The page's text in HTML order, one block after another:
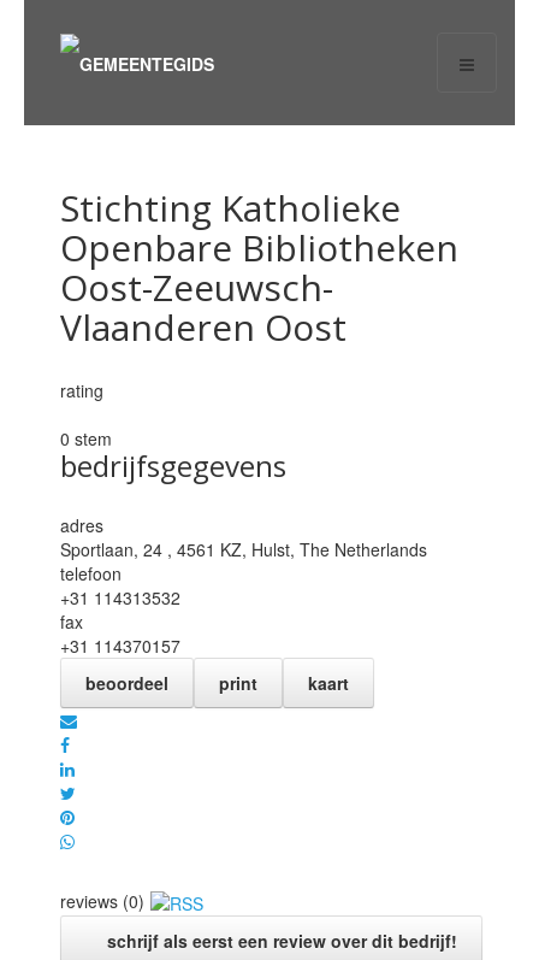
Stichting Katholieke
Openbare Bibliotheken
Oost-Zeeuwsch-
Vlaanderen Oost
rating
0 stem
bedrijfsgegevens
adres
Sportlaan, 24 , 4561 KZ, Hulst, The Netherlands
telefoon
+31 114313532
fax
+31 114370157
beoordeel
print kaart
reviews (0)
schrijf als eerst een review over dit bedrijf!